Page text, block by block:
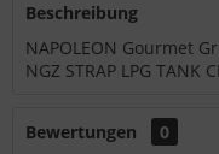
Beschreibung
NAPOLEON Gourmet
NGZ STRAP LPG TANK
Bewertungen
0